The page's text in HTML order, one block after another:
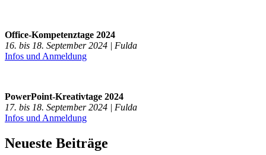
Office-Kompetenztage 2024
16. bis 18. September 2024 | Fulda
Infos und Anmeldung
PowerPoint-Kreativtage 2024
17. bis 18. September 2024 | Fulda
Infos und Anmeldung
Neueste Beiträge